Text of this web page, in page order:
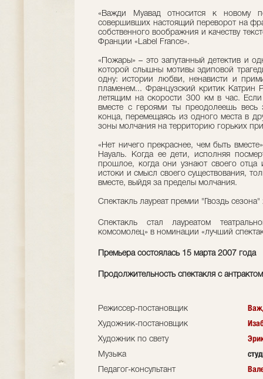
«Важди Муавад относится к новому
совершивших настоящий переворот на
собственного воображния и качеству
Франции «Label France».
«Пожары» – это запутанный детектив и
которой слышны мотивы эдиповой
одну: истории любви, ненависти и
пламенем... Французский критик Катрин
летящим на скорости 300 км в час.
вместе с героями ты преодолеешь весь
конца, перемещаясь из одного места в
зоны молчания на территорию горьких
«Нет ничего прекраснее, чем быть
Науаль. Когда ее дети, исполняя
прошлое, когда они узнают своего отца
истоки и смысл своего существования,
вместе, выйдя за пределы молчания.
Спектакль лауреат премии "Гвоздь сезона"
Cпектакль стал лауреатом
комсомолец» в номинации «лучший
Премьера состоялась 15 марта 2007 года
Продолжительность спектакля с
Режиссер-постановщик
Художник-постановщик
Художник по свету
Музыка
Педагог-консультант